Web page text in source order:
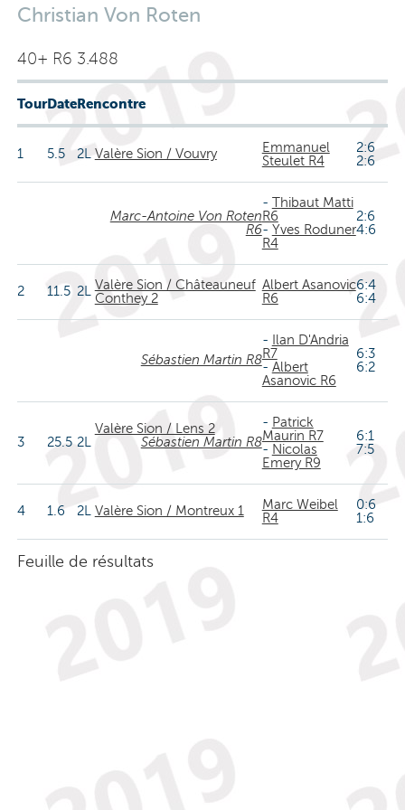
Christian Von Roten
40+ R6 3.488
TourDateRencontre
1 5.5 2L Valère Sion / Vouvry
Emmanuel
Steulet R4
2:6
2:6
Marc-Antoine Von Roten
R6
- Thibaut Matti
R6
- Yves Roduner
R4
2:6
4:6
2 11.5 2LValère Sion / Châteauneuf
Conthey 2
Albert Asanovic
R6
6:4
6:4
Sébastien Martin R8
-
Ilan D'Andria
R7
- Albert
Asanovic R6
6:3
6:2
3 25.5 2L
Valère Sion / Lens 2
Sébastien Martin R8
- Patrick
Maurin R7
- Nicolas
Emery R9
6:1
7:5
4 1.6 2L Valère Sion / Montreux 1
Marc Weibel
R4
0:6
1:6
Feuille de résultats